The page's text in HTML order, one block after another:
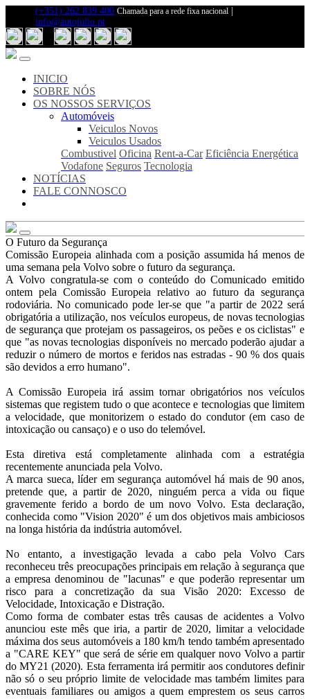
(+351) 262 839 400 Chamada para a rede fixa nacional
info@autojulio.pt
INICIO
SOBRE NÓS
OS NOSSOS SERVIÇOS
Automóveis
Veiculos Novos
Veiculos Usados
Combustivel Oficina Rent-a-Car Eficiência Energética
Vodafone Seguros Tecnologia
NOTÍCIAS
FALE CONNOSCO
Inicio
Sobre
Notícias
Fale
Connosco
Serviços
Veiculos
Novos
Veiculos
Rent-
a-
Eficiência
Energética
Vodafone
Seguros
Tecnologia
O Futuro da Segurança
Comissão Europeia alinhada com a posição assumida há menos de
uma semana pela Volvo sobre o futuro da segurança.
A Volvo congratula-se com o conteúdo do Comunicado emitido
ontem pela Comissão Europeia relativo ao futuro da segurança
rodoviária. No comunicado pode ler-se que "a partir de 2022 será
obrigatória a utilização, nos veículos europeus, de novas tecnologias
de segurança que protejam os passageiros, os peões e os ciclistas" e
que "as novas tecnologias disponíveis no mercado poderão ajudar a
reduzir o número de mortos e feridos nas estradas - 90 % dos quais
são devidos a erro humano".
A Comissão Europeia irá assim tornar obrigatórios nos veículos
sistemas que registem tudo o que acontece e tecnologias que limitem
a velocidade, que monitorizem o estado do condutor (em caso de
intoxicação ou cansaço) e o uso do telemóvel.
Esta diretiva está completamente alinhada com a estratégia
recentemente anunciada pela Volvo.
A marca sueca, líder em segurança automóvel há mais de 90 anos,
pretende que, a partir de 2020, ninguém perca a vida ou fique
gravemente ferido a bordo de um novo Volvo. Esta declaração,
conhecida como "Vision 2020" é um dos objetivos mais ambiciosos
na longa história da indústria automóvel.
No entanto, a investigação levada a cabo pela Volvo Cars
reconheceu três preocupações principais em relação à segurança que
a empresa denominou de "lacunas" e que poderão representar um
risco para a concretização da sua Visão 2020: Excesso de
Velocidade, Intoxicação e Distração.
Como forma de combater estas três causas de acidentes a Volvo
anunciou este mês que iria, a partir de 2020, limitar a velocidade
máxima dos seus automóveis a 180 km/h tendo também apresentado
a "CARE KEY" que será de série em qualquer novo Volvo a partir
do MY21 (2020). Esta ferramenta irá permitir aos condutores definir
não só o seu próprio limite de velocidade mas também limites para
eventuais familiares ou amigos a quem emprestem os seus carros